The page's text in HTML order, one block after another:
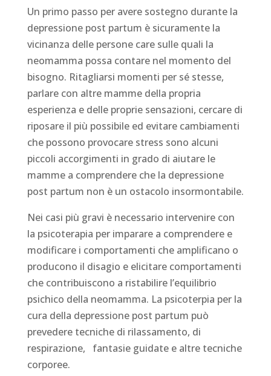
Un primo passo per avere sostegno durante la
depressione post partum è sicuramente la
vicinanza delle persone care sulle quali la
neomamma possa contare nel momento del
bisogno. Ritagliarsi momenti per sé stesse,
parlare con altre mamme della propria
esperienza e delle proprie sensazioni, cercare di
riposare il più possibile ed evitare cambiamenti
che possono provocare stress sono alcuni
piccoli accorgimenti in grado di aiutare le
mamme a comprendere che la depressione
post partum non è un ostacolo insormontabile.
Nei casi più gravi è necessario intervenire con
la psicoterapia per imparare a comprendere e
modificare i comportamenti che amplificano o
producono il disagio e elicitare comportamenti
che contribuiscono a ristabilire l’equilibrio
psichico della neomamma. La psicoterpia per la
cura della depressione post partum può
prevedere tecniche di rilassamento, di
respirazione, fantasie guidate e altre tecniche
corporee.